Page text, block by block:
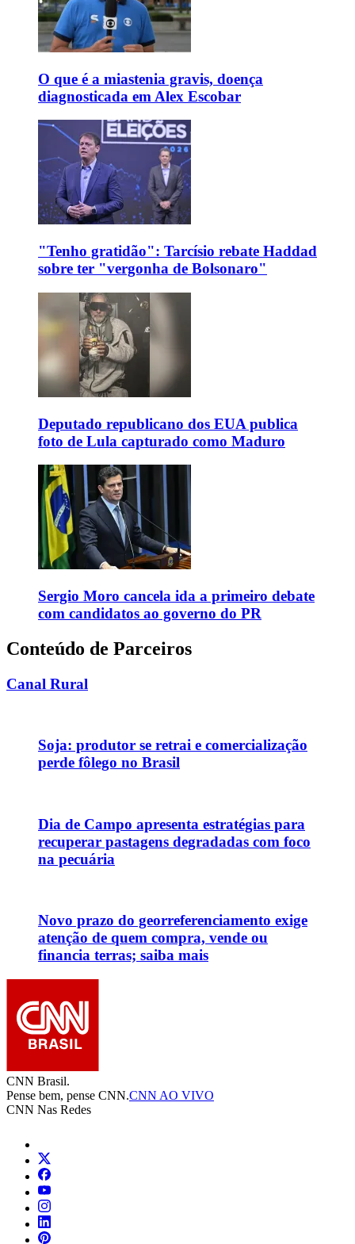
O que é a miastenia gravis, doença
diagnosticada em Alex Escobar
"Tenho gratidão": Tarcísio rebate Haddad
sobre ter "vergonha de Bolsonaro"
Deputado republicano dos EUA publica
foto de Lula capturado como Maduro
Sergio Moro cancela ida a primeiro debate
com candidatos ao governo do PR
Conteúdo de Parceiros
Canal Rural
Soja: produtor se retrai e comercialização
perde fôlego no Brasil
Dia de Campo apresenta estratégias para
recuperar pastagens degradadas com foco
na pecuária
Novo prazo do georreferenciamento exige
atenção de quem compra, vende ou
financia terras; saiba mais
CNN Brasil.
Pense bem, pense CNN.CNN AO VIVO
CNN Nas Redes